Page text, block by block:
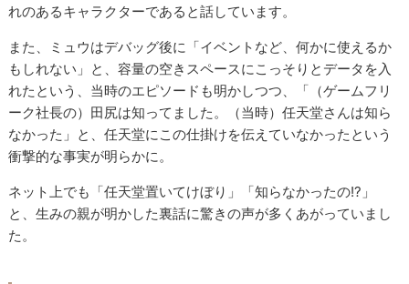
れのあるキャラクターであると話しています。
また、ミュウはデバッグ後に「イベントなど、何かに使えるか
もしれない」と、容量の空きスペースにこっそりとデータを入
れたという、当時のエピソードも明かしつつ、「（ゲームフリ
ーク社長の）田尻は知ってました。（当時）任天堂さんは知ら
なかった」と、任天堂にこの仕掛けを伝えていなかったという
衝撃的な事実が明らかに。
ネット上でも「任天堂置いてけぼり」「知らなかったの!?」
と、生みの親が明かした裏話に驚きの声が多くあがっていまし
た。